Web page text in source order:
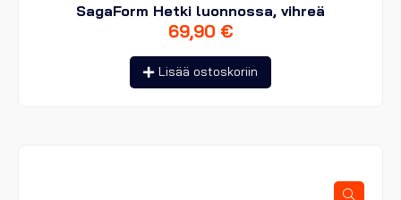
SagaForm Hetki luonnossa, vihreä
69,90 €
Lisää ostoskoriin